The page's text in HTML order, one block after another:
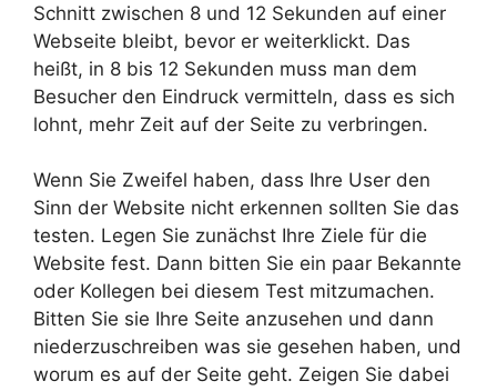
Schnitt zwischen 8 und 12 Sekunden auf einer
Webseite bleibt, bevor er weiterklickt. Das
heißt, in 8 bis 12 Sekunden muss man dem
Besucher den Eindruck vermitteln, dass es sich
lohnt, mehr Zeit auf der Seite zu verbringen.
Wenn Sie Zweifel haben, dass Ihre User den
Sinn der Website nicht erkennen sollten Sie das
testen. Legen Sie zunächst Ihre Ziele für die
Website fest. Dann bitten Sie ein paar Bekannte
oder Kollegen bei diesem Test mitzumachen.
Bitten Sie sie Ihre Seite anzusehen und dann
niederzuschreiben was sie gesehen haben, und
worum es auf der Seite geht. Zeigen Sie dabei